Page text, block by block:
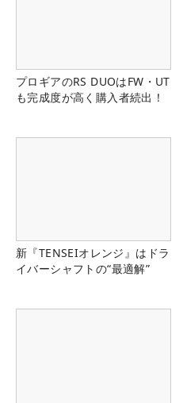
プロギアのRS DUOはFW・UT
も完成度が高く購入者続出！
新『TENSEIオレンジ』はドラ
イバーシャフトの“最適解”